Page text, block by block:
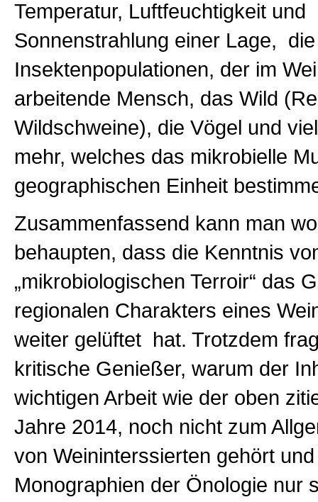
Temperatur, Luftfeuchtigkeit und
Sonnenstrahlung einer Lage,
Insektenpopulationen, der im
arbeitende Mensch, das Wild
Wildschweine), die Vögel und
mehr, welches das mikrobielle
geographischen Einheit
Zusammenfassend kann man
behaupten, dass die Kenntnis
„mikrobiologischen Terroir“ das
regionalen Charakters eines
weiter gelüftet hat. Trotzdem
kritische Genießer, warum der
wichtigen Arbeit wie der oben
Jahre 2014, noch nicht zum
von Weininterssierten gehört
Monographien der Önologie nur